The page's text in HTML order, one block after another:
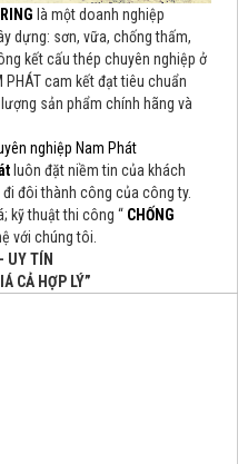
là một doanh nghiệp
dựng: sơn, vữa, chống thấm,
kết cấu thép chuyên nghiệp ở
PHÁT cam kết đạt tiêu chuẩn
sản phẩm chính hãng và
nghiệp Nam Phát
luôn đặt niềm tin của khách
đôi thành công của công ty.
kỹ thuật thi công “ CHỐNG
với chúng tôi.
UY TÍN
CẢ HỢP LÝ”